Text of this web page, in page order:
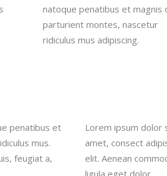
natoque penatibus et magnis
parturient montes, nascetur
ridiculus mus adipiscing.
penatibus et
mus.
feugiat a,
Lorem ipsum dolor
amet, consect
elit. Aenean
ligula eget dolor.